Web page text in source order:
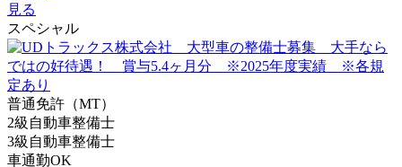
見る
スペシャル
普通免許（MT）
2級自動車整備士
3級自動車整備士
車通勤OK